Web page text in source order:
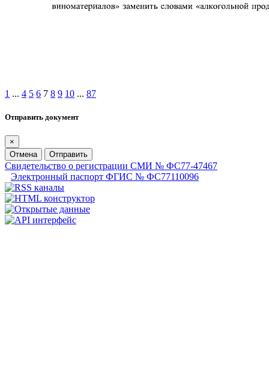
1 ... 4 5 6 7 8 9 10 ... 87
Отправить документ
×
Отмена
Отправить
Свидетельство о регистрации СМИ № ФС77-47467
Электронный паспорт ФГИС № ФС77110096